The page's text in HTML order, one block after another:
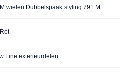
wielen Dubbelspaak styling 791 M
Line exterieurdelen